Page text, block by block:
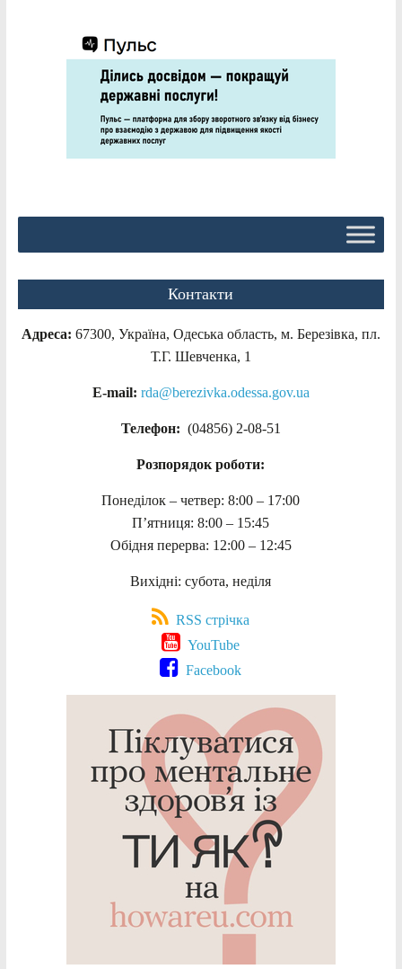
Контакти
Адреса: 67300, Україна, Одеська область, м. Березівка, пл.
Т.Г. Шевченка, 1
E-mail: rda@berezivka.odessa.gov.ua
Телефон: (04856) 2-08-51
Розпорядок роботи:
Понеділок – четвер: 8:00 – 17:00
П’ятниця: 8:00 – 15:45
Обідня перерва: 12:00 – 12:45
Вихідні: субота, неділя
RSS стрічка
YouTube
Facebook